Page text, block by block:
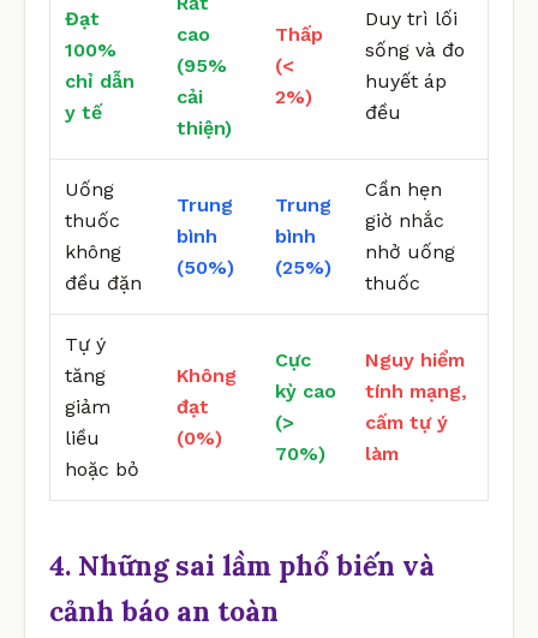
Đạt
100%
chỉ dẫn
y tế
cao
(95%
cải
thiện)
Thấp
(<
2%)
Duy trì lối
sống và đo
huyết áp
đều
Uống
thuốc
không
đều đặn
Trung
bình
(50%)
Trung
bình
(25%)
Cần hẹn
giờ nhắc
nhở uống
thuốc
Tự ý
tăng
giảm
liều
hoặc bỏ
Không
đạt
(0%)
Cực
kỳ cao
(>
70%)
Nguy hiểm
tính mạng,
cấm tự ý
làm
4. Những sai lầm phổ biến và
cảnh báo an toàn